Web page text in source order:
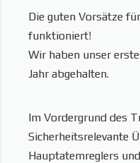
Die guten Vorsätze
funktioniert!
Wir haben unser
Jahr abgehalten.
Im Vordergrund des
Sicherheitsrelevante
Hauptatemreglers